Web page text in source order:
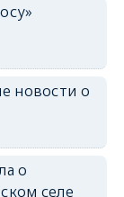
новости о
о
селе